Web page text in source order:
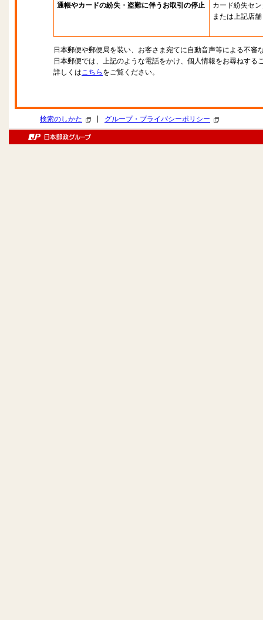
通帳やカードの紛失・盗難に伴うお取引の停止
カード紛失セ
または上記店舗
日本郵便や郵便局を装い、お客さま宛てに自動音声等による不審
日本郵便では、上記のような電話をかけ、個人情報をお尋ねする
詳しくはこちら をご覧ください。
検索のしかた グループ・プライバシーポリシー